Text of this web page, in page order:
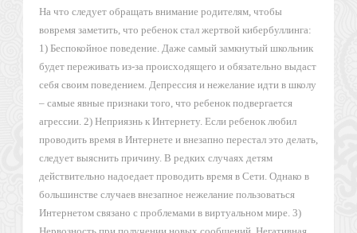
На что следует обращать внимание родителям, чтобы
вовремя заметить, что ребенок стал жертвой кибербуллинга:
1) Беспокойное поведение. Даже самый замкнутый школьник
будет переживать из-за происходящего и обязательно выдаст
себя своим поведением. Депрессия и нежелание идти в школу
– самые явные признаки того, что ребенок подвергается
агрессии. 2) Неприязнь к Интернету. Если ребенок любил
проводить время в Интернете и внезапно перестал это делать,
следует выяснить причину. В редких случаях детям
действительно надоедает проводить время в Сети. Однако в
большинстве случаев внезапное нежелание пользоваться
Интернетом связано с проблемами в виртуальном мире. 3)